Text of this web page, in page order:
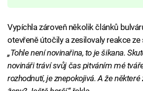
Vypíchla zároveň několik článků
otevřeně útočily a zesilovaly reakce
„Tohle není novinařina, to je šikana.
novináři tráví svůj čas pitváním mé
rozhodnutí, je znepokojivá. A že